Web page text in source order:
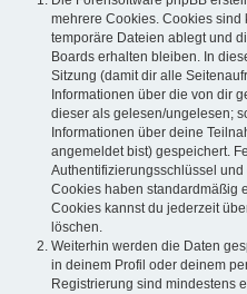
mehrere Cookies. Cookies
temporäre Dateien ablegt und
Boards erhalten bleiben. In
Sitzung (damit dir alle
Informationen über die von dir
dieser als gelesen/ungelesen;
Informationen über deine
angemeldet bist) gespeichert.
Authentifizierungsschlüssel
Cookies haben standardmäßig
Cookies kannst du jederzeit
löschen.
Weiterhin werden die Daten
in deinem Profil oder deinem
Registrierung sind mindestens